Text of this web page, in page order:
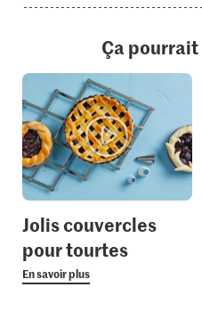
Ça
Jolis couvercles
pour tourtes
En savoir plus